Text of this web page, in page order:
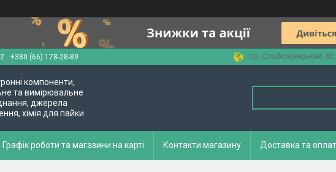
+380 (66) 178-28-89 пр. Слобожанський,
компоненти,
та вимірювальне
джерела
хімія для пайки
Графік роботи та магазини на карті Контакти магазину Доставка та